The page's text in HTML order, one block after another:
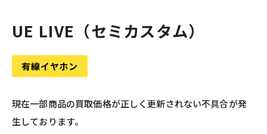
UE LIVE（セミカスタム）
有線イヤホン
現在一部商品の買取価格が正しく更新されない不具合が発
生しております。